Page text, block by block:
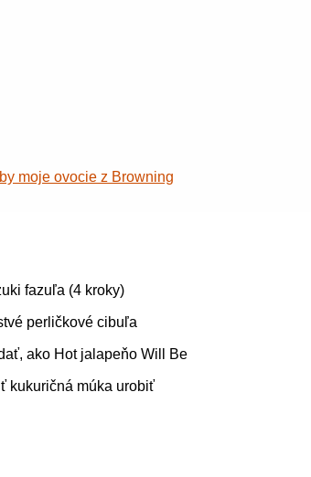
moje ovocie z Browning
fazuľa (4 kroky)
perličkové cibuľa
ako Hot jalapeňo Will Be
kukuričná múka urobiť